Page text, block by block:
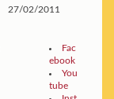
27/02/2011
Fac
ebook
You
tube